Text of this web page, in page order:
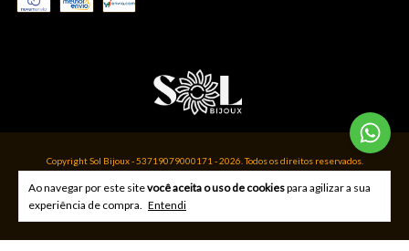
Ao navegar por este sitevocê aceita o uso de cookiespara agilizar a sua
experiência de compra. Entendi
Copyright Sol Bijoux - 53719079000171 - 2026. Todos os direitos reservados.